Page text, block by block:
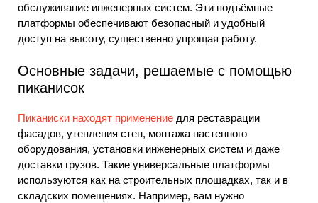
обслуживание инженерных систем. Эти подъёмные
платформы обеспечивают безопасный и удобный
доступ на высоту, существенно упрощая работу.
Основные задачи, решаемые с помощью
пиканисок
Пиканиски находят применение для реставрации
фасадов, утепления стен, монтажа настенного
оборудования, установки инженерных систем и даже
доставки грузов. Такие универсальные платформы
используются как на строительных площадках, так и в
складских помещениях. Например, вам нужно